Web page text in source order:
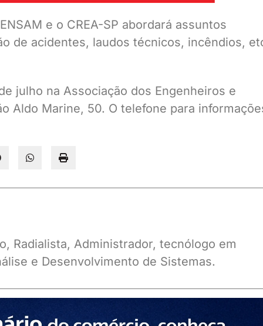
e o CREA-SP abordará assuntos
de acidentes, laudos técnicos, incêndios,
julho na Associação dos Engenheiros e
Aldo Marine, 50. O telefone para
Radialista, Administrador, tecnólogo em
e Desenvolvimento de Sistemas.